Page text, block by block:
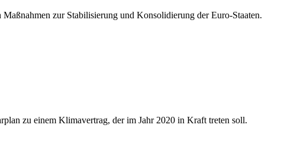
zur Stabilisierung und Konsolidierung der Euro-Staaten.
zu einem Klimavertrag, der im Jahr 2020 in Kraft treten soll.